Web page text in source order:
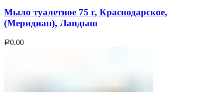
Мыло туалетное 75 г, Краснодарское,
(Меридиан), Ландыш
Р0.00